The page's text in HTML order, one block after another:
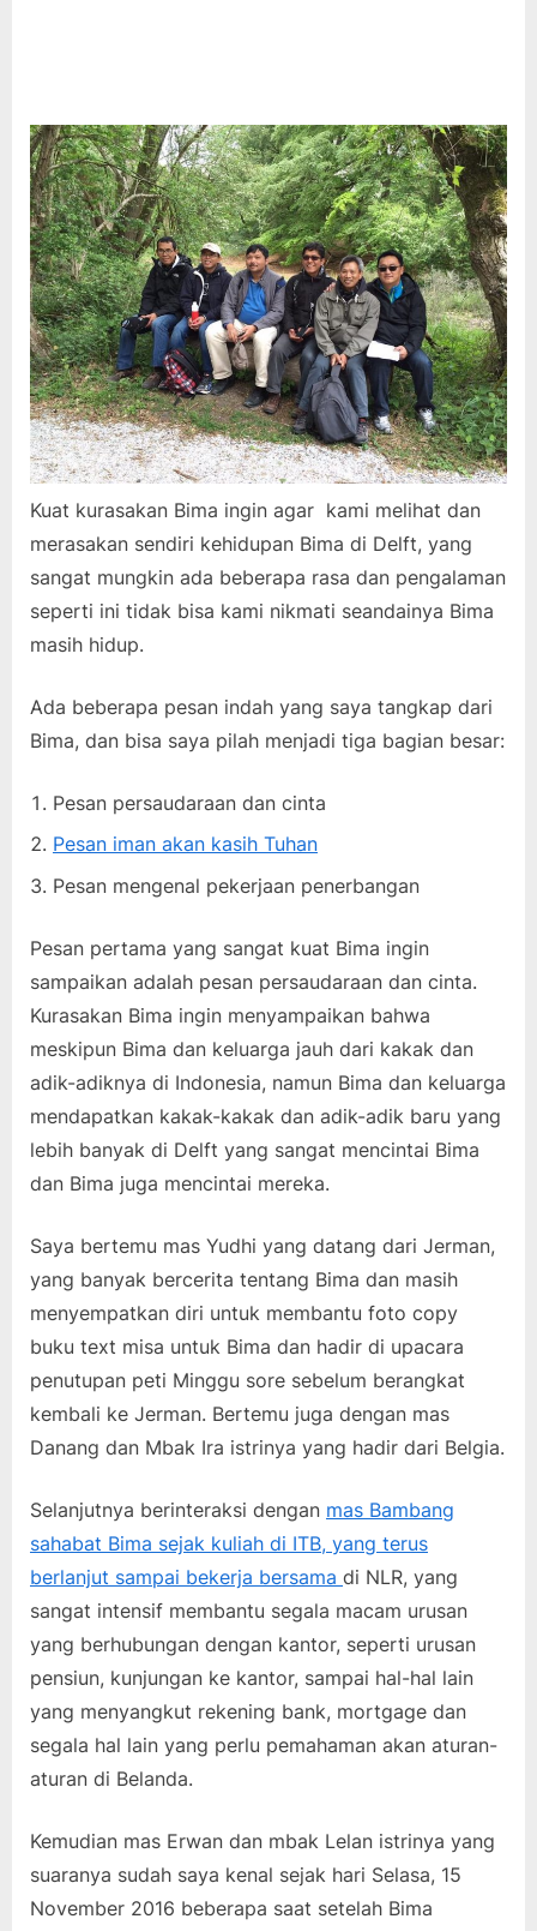
Kuat kurasakan Bima ingin agar kami melihat dan
merasakan sendiri kehidupan Bima di Delft, yang
sangat mungkin ada beberapa rasa dan pengalaman
seperti ini tidak bisa kami nikmati seandainya Bima
masih hidup.
Ada beberapa pesan indah yang saya tangkap dari
Bima, dan bisa saya pilah menjadi tiga bagian besar:
Pesan persaudaraan dan cinta
Pesan iman akan kasih Tuhan
Pesan mengenal pekerjaan penerbangan
Pesan pertama yang sangat kuat Bima ingin
sampaikan adalah pesan persaudaraan dan cinta.
Kurasakan Bima ingin menyampaikan bahwa
meskipun Bima dan keluarga jauh dari kakak dan
adik-adiknya di Indonesia, namun Bima dan keluarga
mendapatkan kakak-kakak dan adik-adik baru yang
lebih banyak di Delft yang sangat mencintai Bima
dan Bima juga mencintai mereka.
Saya bertemu mas Yudhi yang datang dari Jerman,
yang banyak bercerita tentang Bima dan masih
menyempatkan diri untuk membantu foto copy
buku text misa untuk Bima dan hadir di upacara
penutupan peti Minggu sore sebelum berangkat
kembali ke Jerman. Bertemu juga dengan mas
Danang dan Mbak Ira istrinya yang hadir dari Belgia.
Selanjutnya berinteraksi dengan mas Bambang
sahabat Bima sejak kuliah di ITB, yang terus
berlanjut sampai bekerja bersama di NLR, yang
sangat intensif membantu segala macam urusan
yang berhubungan dengan kantor, seperti urusan
pensiun, kunjungan ke kantor, sampai hal-hal lain
yang menyangkut rekening bank, mortgage dan
segala hal lain yang perlu pemahaman akan aturan-
aturan di Belanda.
Kemudian mas Erwan dan mbak Lelan istrinya yang
suaranya sudah saya kenal sejak hari Selasa, 15
November 2016 beberapa saat setelah Bima